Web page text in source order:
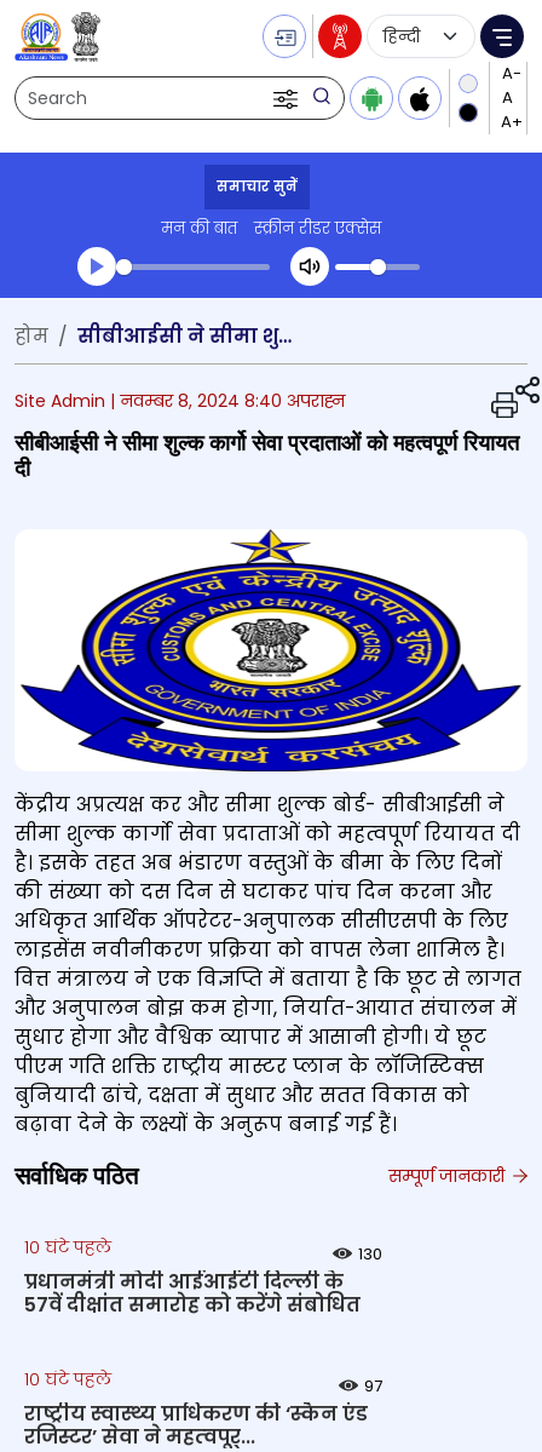
Search
Language
समाचार सुनें
मन की बात स्क्रीन रीडर एक्सेस
Transcript summary
प्ले ऑडियो
होम सीबीआईसी ने सीमा शुल्क कार्गो सेवा प्रदाताओं को महत्वपूर्ण रियायत दी
Site Admin | नवम्बर 8, 2024 8:40 अपराह्न
सीबीआईसी ने सीमा शुल्क कार्गो सेवा प्रदाताओं को महत्वपूर्ण रियायत
दी
केंद्रीय अप्रत्यक्ष कर और सीमा शुल्क बोर्ड- सीबीआईसी ने
सीमा शुल्क कार्गो सेवा प्रदाताओं को महत्वपूर्ण रियायत दी
है। इसके तहत अब भंडारण वस्तुओं के बीमा के लिए दिनों
की संख्या को दस दिन से घटाकर पांच दिन करना और
अधिकृत आर्थिक ऑपरेटर-अनुपालक सीसीएसपी के लिए
लाइसेंस नवीनीकरण प्रक्रिया को वापस लेना शामिल है।
वित्त मंत्रालय ने एक विज्ञप्ति में बताया है कि छूट से लागत
और अनुपालन बोझ कम होगा, निर्यात-आयात संचालन में
सुधार होगा और वैश्विक व्यापार में आसानी होगी। ये छूट
पीएम गति शक्ति राष्ट्रीय मास्टर प्लान के लॉजिस्टिक्स
बुनियादी ढांचे, दक्षता में सुधार और सतत विकास को
बढ़ावा देने के लक्ष्यों के अनुरूप बनाई गई हैं।
सर्वाधिक पठित सम्पूर्ण जानकारी
10 घंटे पहले 130
प्रधानमंत्री मोदी आईआईटी दिल्ली के
57वें दीक्षांत समारोह को करेंगे संबोधित
10 घंटे पहले 97
राष्‍ट्रीय स्‍वास्‍थ्‍य प्राधिकरण की ‘स्कैन एंड
रजिस्टर’ सेवा ने महत्‍वपूर्...